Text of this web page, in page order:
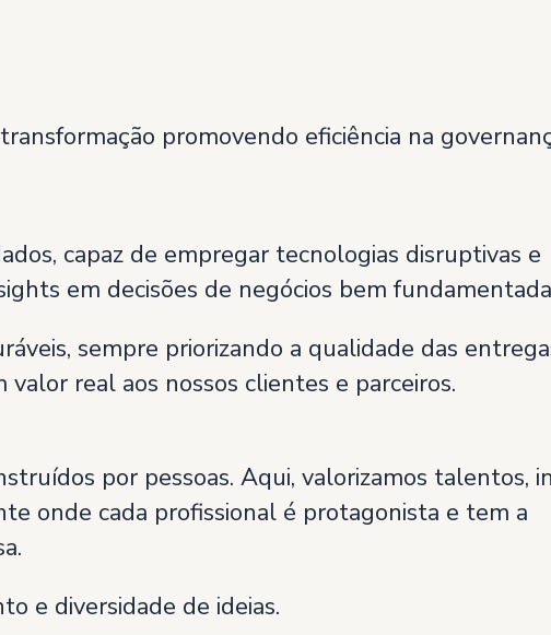
promovendo eficiência na
capaz de empregar tecnologias disruptivas e
em decisões de negócios bem
sempre priorizando a qualidade das
real aos nossos clientes e parceiros.
por pessoas. Aqui, valorizamos talentos,
onde cada profissional é protagonista e tem a
e diversidade de ideias.